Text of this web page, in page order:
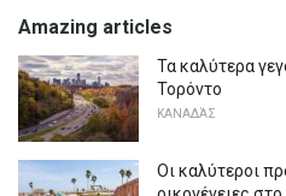
Amazing articles
Τα καλύτερα
Τορόντο
ΚΑΝΑΔΆΣ
Οι καλύτεροι